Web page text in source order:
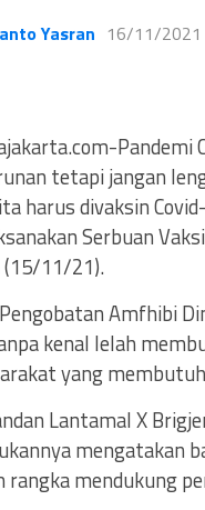
Yasran 16/11/2021
Pandemi
tetapi jangan
harus divaksin
Serbuan
(15/11/21).
Amfhibi
kenal lelah
yang
Lantamal X
mengatakan
rangka mendukung